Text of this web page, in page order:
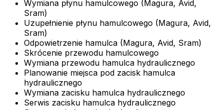
Wymiana płynu hamulcowego (Magura, Avid,
Sram)
Uzupełnienie płynu hamulcowego (Magura, Avid,
Sram)
Odpowietrzenie hamulca (Magura, Avid, Sram)
Skrócenie przewodu hamulcowego
Wymiana przewodu hamulca hydraulicznego
Planowanie miejsca pod zacisk hamulca
hydraulicznego
Wymiana zacisku hamulca hydraulicznego
Serwis zacisku hamulca hydraulicznego